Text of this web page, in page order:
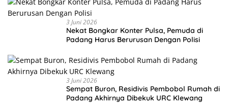
3 Juni 2026
Nekat Bongkar Konter Pulsa, Pemuda di
Padang Harus Berurusan Dengan Polisi
3 Juni 2026
Sempat Buron, Residivis Pembobol Rumah di
Padang Akhirnya Dibekuk URC Klewang